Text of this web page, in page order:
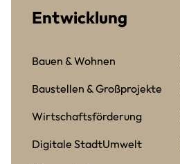
Entwicklung
Bauen & Wohnen
Baustellen & Großprojekte
Wirtschaftsförderung
Digitale StadtUmwelt